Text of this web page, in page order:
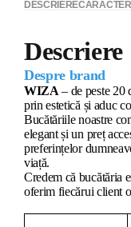
DESCRIERE
Descriere
Despre brand
WIZA – de peste 20
prin estetică și aduc
Bucătăriile noastre
elegant și un preț
preferințelor
viață.
Credem că bucătăria
oferim fiecărui client